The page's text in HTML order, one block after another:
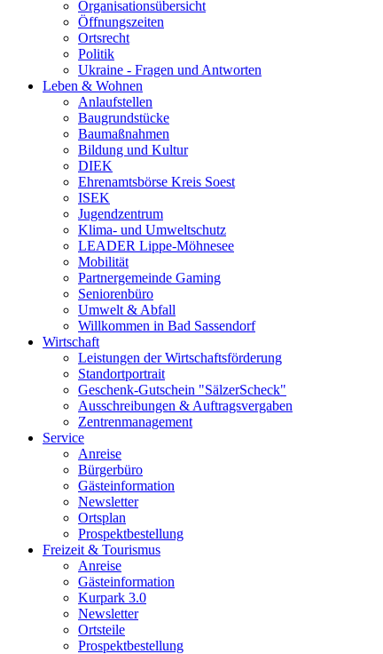
Organisationsübersicht
Öffnungszeiten
Ortsrecht
Politik
Ukraine - Fragen und Antworten
Leben & Wohnen
Anlaufstellen
Baugrundstücke
Baumaßnahmen
Bildung und Kultur
DIEK
Ehrenamtsbörse Kreis Soest
ISEK
Jugendzentrum
Klima- und Umweltschutz
LEADER Lippe-Möhnesee
Mobilität
Partnergemeinde Gaming
Seniorenbüro
Umwelt & Abfall
Willkommen in Bad Sassendorf
Wirtschaft
Leistungen der Wirtschaftsförderung
Standortportrait
Geschenk-Gutschein "SälzerScheck"
Ausschreibungen & Auftragsvergaben
Zentrenmanagement
Service
Anreise
Bürgerbüro
Gästeinformation
Newsletter
Ortsplan
Prospektbestellung
Freizeit & Tourismus
Anreise
Gästeinformation
Kurpark 3.0
Newsletter
Ortsteile
Prospektbestellung